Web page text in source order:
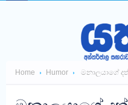
Home Humor මනාලයාගේ